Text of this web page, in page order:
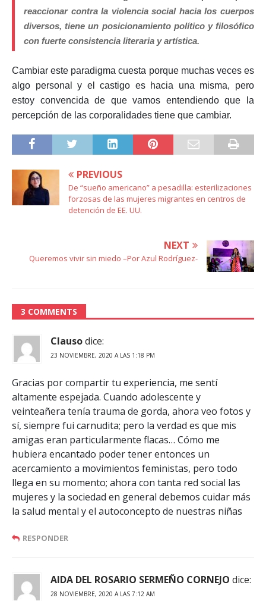
reaccionar contra la violencia social hacia los cuerpos
diversos, tiene un posicionamiento político y filosófico
con fuerte consistencia literaria y artística.
Cambiar este paradigma cuesta porque muchas veces es
algo personal y el castigo es hacia una misma, pero
estoy convencida de que vamos entendiendo que la
percepción de las corporalidades tiene que cambiar.
PREVIOUS
De “sueño americano” a pesadilla: esterilizaciones
forzosas de las mujeres migrantes en centros de
detención de EE. UU.
NEXT
Queremos vivir sin miedo –Por Azul Rodríguez-
3 COMMENTS
Clausodice:
23 NOVIEMBRE, 2020 A LAS 1:18 PM
Gracias por compartir tu experiencia, me sentí
altamente espejada. Cuando adolescente y
veinteañera tenía trauma de gorda, ahora veo fotos y
sí, siempre fui carnudita; pero la verdad es que mis
amigas eran particularmente flacas… Cómo me
hubiera encantado poder tener entonces un
acercamiento a movimientos feministas, pero todo
llega en su momento; ahora con tanta red social las
mujeres y la sociedad en general debemos cuidar más
la salud mental y el autoconcepto de nuestras niñas
RESPONDER
AIDA DEL ROSARIO SERMEÑO CORNEJO dice:
28 NOVIEMBRE, 2020 A LAS 7:12 AM